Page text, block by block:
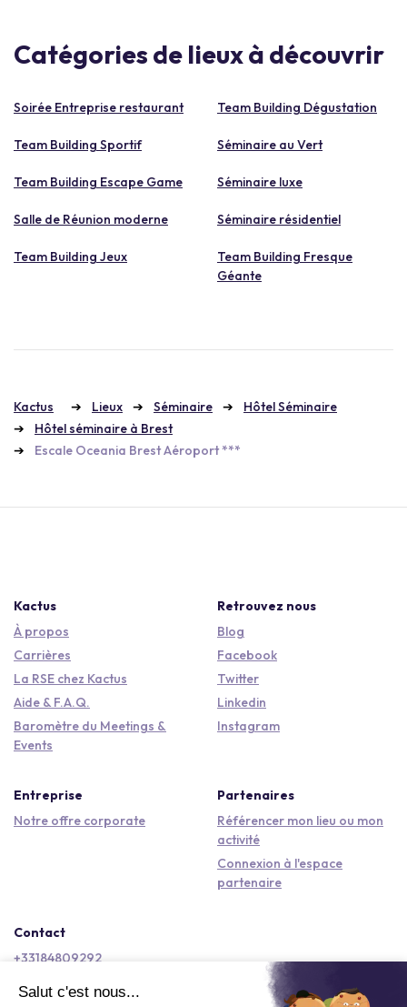
Catégories de lieux à découvrir
Soirée Entreprise restaurant Team Building Dégustation
Team Building Sportif Séminaire au Vert
Team Building Escape Game Séminaire luxe
Salle de Réunion moderne Séminaire résidentiel
Team Building Jeux
Team Building Fresque
Géante
Kactus Lieux Séminaire
Hôtel Séminaire
Hôtel séminaire à Brest
Escale Oceania Brest Aéroport ***
Kactus
À propos
Carrières
La RSE chez Kactus
Aide & F.A.Q.
Baromètre du Meetings &
Events
Retrouvez nous
Blog
Facebook
Twitter
Linkedin
Instagram
Entreprise
Notre offre corporate
Partenaires
Référencer mon lieu ou mon
activité
Connexion à l'espace
partenaire
Contact
+33184809292